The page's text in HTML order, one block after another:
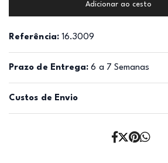
Adicionar ao cesto
Referência: 16.3009
Prazo de Entrega: 6 a 7 Semanas
Custos de Envio